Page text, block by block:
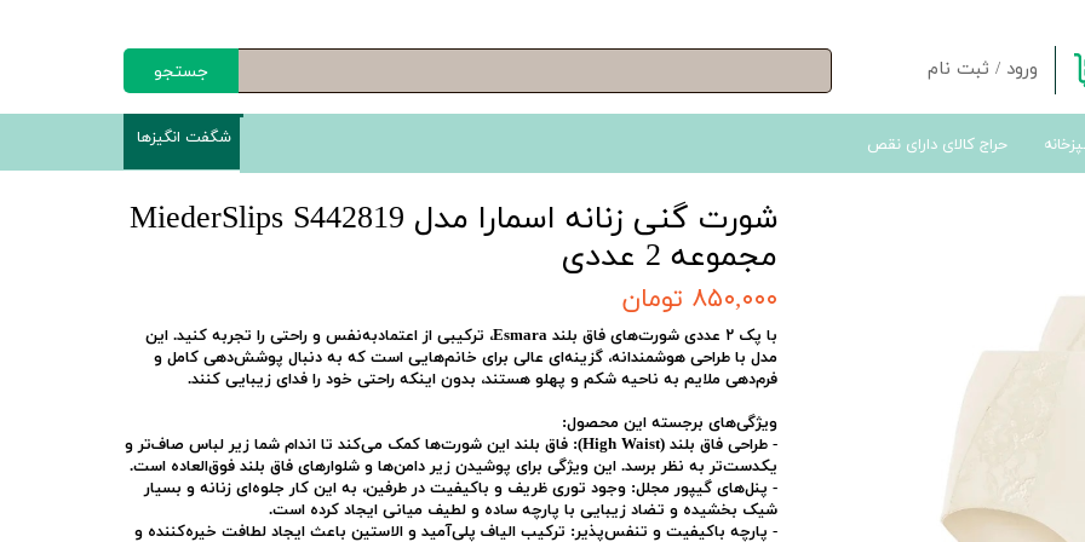
ورود / ثبت نام
تغییر گذر واژه
جستجو
حراج کالای دارای نقص شگفت انگیزها
شورت گنی زنانه اسمارا مدل MiederSlips S442819
مجموعه 2 عددی
۸۵۰,۰۰۰ تومان
با پک ۲ عددی شورت‌های فاق بلند Esmara، ترکیبی از اعتمادبه‌نفس و راحتی را تجربه کنید. این
مدل با طراحی هوشمندانه، گزینه‌ای عالی برای خانم‌هایی است که به دنبال پوشش‌دهی کامل و
فرم‌دهی ملایم به ناحیه شکم و پهلو هستند، بدون اینکه راحتی خود را فدای زیبایی کنند.
ویژگی‌های برجسته این محصول:
- طراحی فاق بلند (High Waist):
فاق بلند این شورت‌ها کمک می‌کند تا اندام شما زیر لباس صاف‌تر و
یکدست‌تر به نظر برسد. این ویژگی برای پوشیدن زیر دامن‌ها و شلوارهای فاق بلند فوق‌العاده است.
- پنل‌های گیپور مجلل: وجود توری ظریف و باکیفیت در طرفین، به این کار جلوه‌ای زنانه و بسیار
شیک بخشیده و تضاد زیبایی با پارچه ساده و لطیف میانی ایجاد کرده است.
- پارچه باکیفیت و تنفس‌پذیر: ترکیب الیاف پلی‌آمید و الاستین باعث ایجاد لطافت خیره‌کننده و